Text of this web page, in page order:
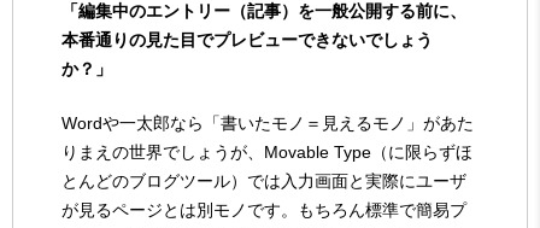
「編集中のエントリー（記事）を一般公開する前に、
本番通りの見た目でプレビューできないでしょう
か？」
Wordや一太郎なら「書いたモノ＝見えるモノ」があた
りまえの世界でしょうが、Movable Type（に限らずほ
とんどのブログツール）では入力画面と実際にユーザ
が見るページとは別モノです。もちろん標準で簡易プ